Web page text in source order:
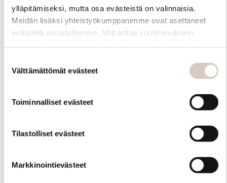
ylläpitämiseksi, mutta osa evästeistä on valinnaisia.
Meidän lisäksi yhteistyökumppanimme ovat asettaneet
evästeitä sivustollemme. Voit antaa suostumuksesi
myöhemmin ”Evästeasetukset” -linkin kautta.
valinta
Välttämättömät evästeet
Toiminnalliset evästeet
Tilastolliset evästeet
Markkinointievästeet